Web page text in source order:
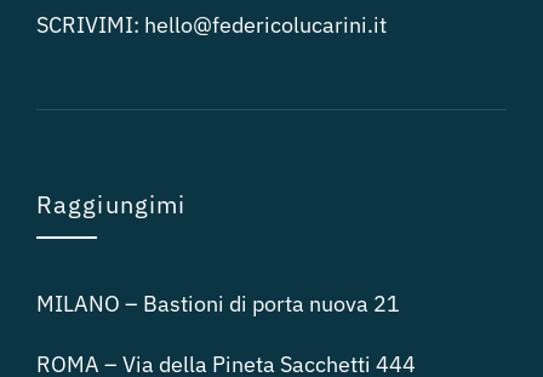
SCRIVIMI: hello@federicolucarini.it
Raggiungimi
MILANO – Bastioni di porta nuova 21
ROMA – Via della Pineta Sacchetti 444